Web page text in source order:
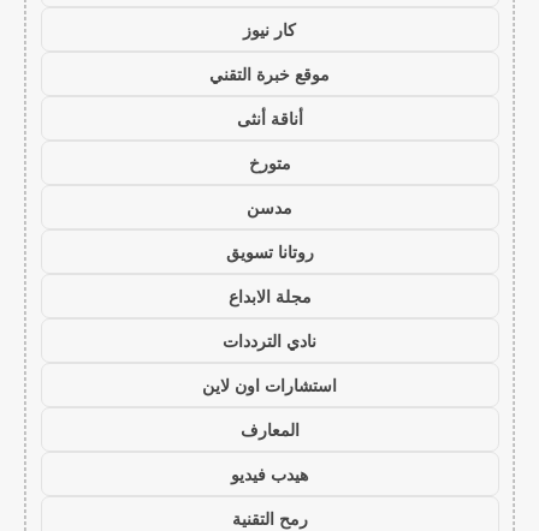
كار نيوز
موقع خبرة التقني
أناقة أنثى
متورخ
مدسن
روتانا تسويق
مجلة الابداع
نادي الترددات
استشارات اون لاين
المعارف
هيدب فيديو
رمح التقنية